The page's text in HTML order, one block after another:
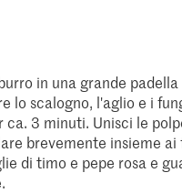
in una grande
lo scalogno, l'aglio e i
ca. 3 minuti. Unisci le
brevemente insieme ai
di timo e pepe rosa e